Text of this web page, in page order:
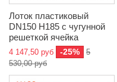
Лоток пластиковый
DN150 H185 с чугунной
решеткой ячейка
4 147,50 руб -25%
5
530,00 руб